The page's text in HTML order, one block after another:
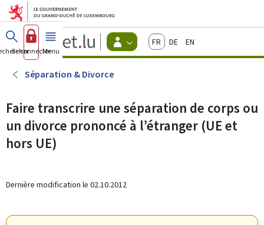
Aller au menu principal
Aller au contenu
Guichet.lu
Changer
d'espace
actif
FrançaisDeutschEnglish
Se connecterMenu principal
Séparation & Divorce
Faire transcrire une séparation de corps ou
un divorce prononcé à l’étranger (UE et
hors UE)
Dernière modification le 02.10.2012